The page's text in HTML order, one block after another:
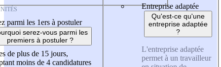
parmi les 1ers à postuler
serez-vous parmi les
premiers à postuler ?
de plus de 15 jours,
moins de 4 candidatures
Entreprise adaptée
Qu'est-ce qu'une
entreprise adaptée
?
L'entreprise adaptée
permet à un travailleur